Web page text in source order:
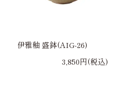
伊雅釉 盛鉢(AIG-26)
3,850円(税込)